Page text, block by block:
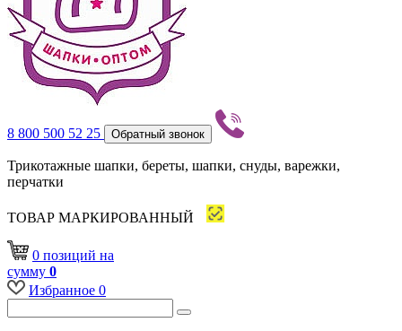
8 800 500 52 25 Обратный звонок
Трикотажные шапки, береты, шапки, снуды, варежки,
перчатки
ТОВАР МАРКИРОВАННЫЙ
0 позиций на
сумму 0
Избранное 0